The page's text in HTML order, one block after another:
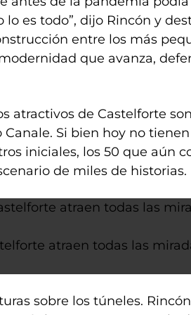
lo es todo”, dijo Rincón y
entre los más
que avanza,
atractivos de Castelforte
Si bien hoy no
iniciales, los 50 que aún
de miles de historias.
atraen todas las
sobre los túneles.